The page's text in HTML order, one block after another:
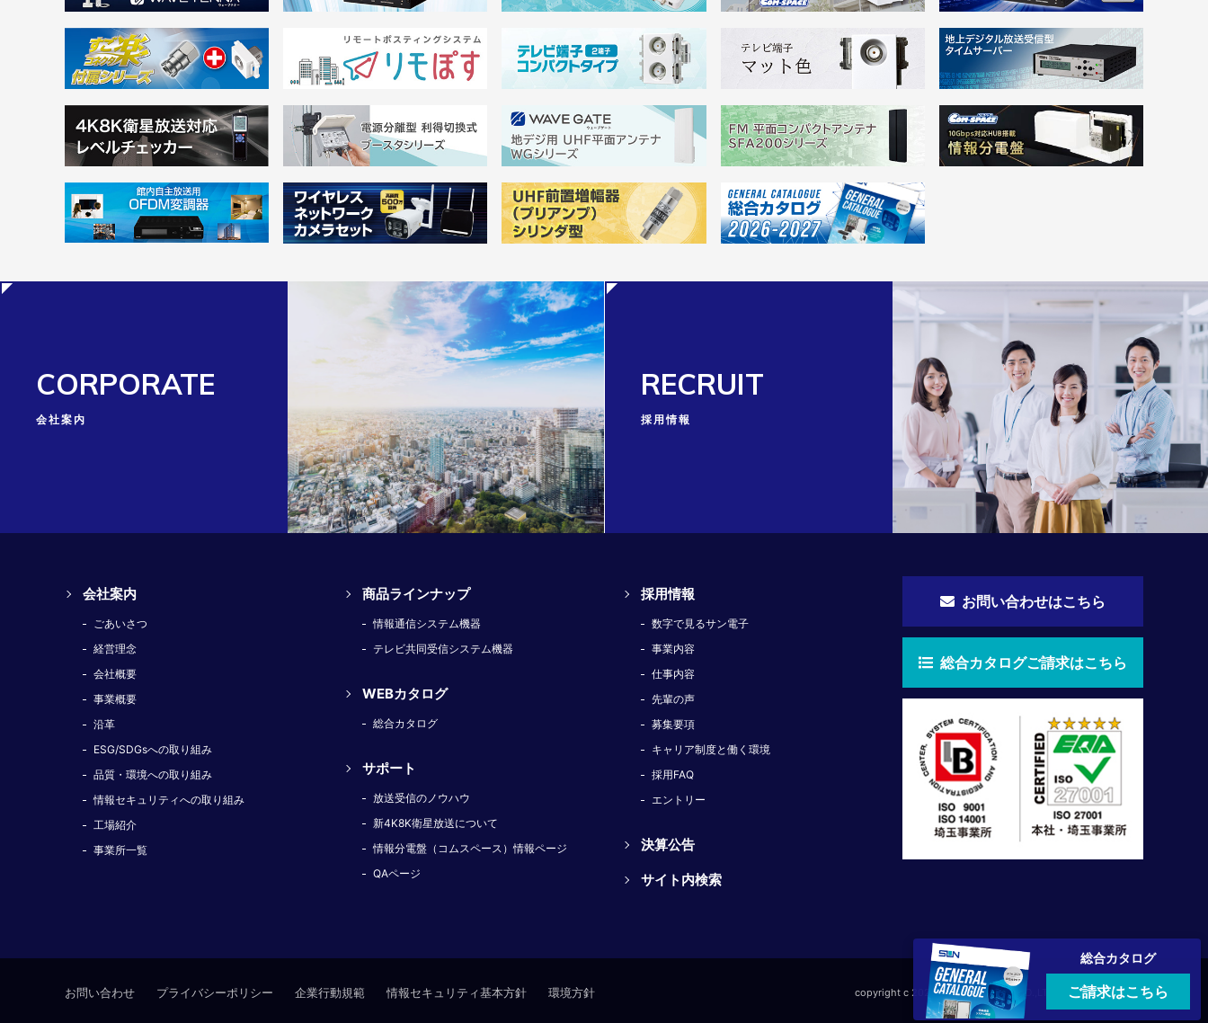
CORPORATE
会社案内
RECRUIT
採用情報
会社案内
ごあいさつ
経営理念
会社概要
事業概要
沿革
ESG/SDGsへの取り組み
品質・環境への取り組み
情報セキュリティへの取り組み
工場紹介
事業所一覧
商品ラインナップ
情報通信システム機器
テレビ共同受信システム機器
WEBカタログ
総合カタログ
サポート
放送受信のノウハウ
新4K8K衛星放送について
情報分電盤（コムスペース）情報ページ
QAページ
採用情報
数字で見るサン電子
事業内容
仕事内容
先輩の声
募集要項
キャリア制度と働く環境
採用FAQ
エントリー
決算公告
サイト内検索
お問い合わせはこちら
総合カタログご請求はこちら
お問い合わせ プライバシーポリシー 企業行動規範 情報セキュリティ基本方針 環境方針 copyright c 2026 SUN Electronics CO.,LTD All right Reserved.
総合カタログ
ご請求はこちら